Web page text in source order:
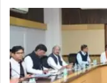
CG
Cabinet
रायपुर
में
23